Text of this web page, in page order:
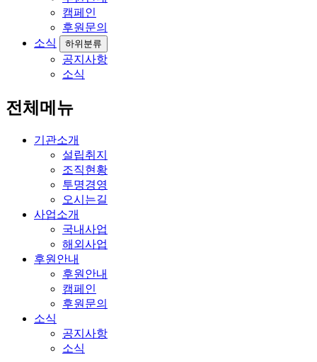
캠페인
후원문의
소식
하위분류
공지사항
소식
전체메뉴
기관소개
설립취지
조직현황
투명경영
오시는길
사업소개
국내사업
해외사업
후원안내
후원안내
캠페인
후원문의
소식
공지사항
소식